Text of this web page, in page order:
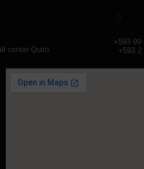
center Quito
+593 99
+593 2